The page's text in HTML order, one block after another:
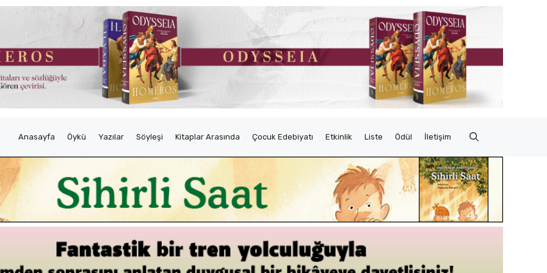
Anasayfa Öykü Yazılar Söyleşi Kitaplar Arasında Çocuk Edebiyatı Etkinlik Liste Ödül İletişim